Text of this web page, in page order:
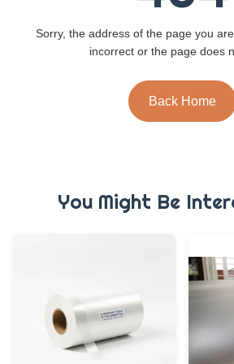
Sorry, the address of the page you
incorrect or the page does
Back Home
You Might Be